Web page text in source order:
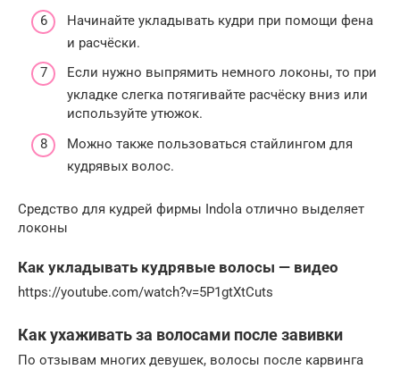
Начинайте укладывать кудри при помощи фена
и расчёски.
Если нужно выпрямить немного локоны, то при
укладке слегка потягивайте расчёску вниз или
используйте утюжок.
Можно также пользоваться стайлингом для
кудрявых волос.
Средство для кудрей фирмы Indola отлично выделяет
локоны
Как укладывать кудрявые волосы — видео
https://youtube.com/watch?v=5P1gtXtCuts
Как ухаживать за волосами после завивки
По отзывам многих девушек, волосы после карвинга